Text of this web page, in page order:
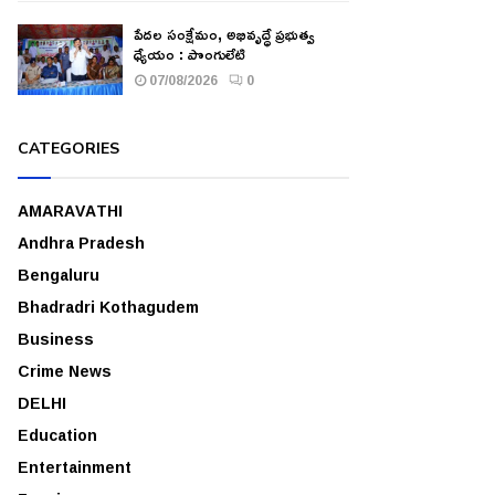
పేదల సంక్షేమం, అభివృద్ధే ప్రభుత్వ
ధ్యేయం : పొంగులేటి
07/08/2026 0
CATEGORIES
AMARAVATHI
Andhra Pradesh
Bengaluru
Bhadradri Kothagudem
Business
Crime News
DELHI
Education
Entertainment